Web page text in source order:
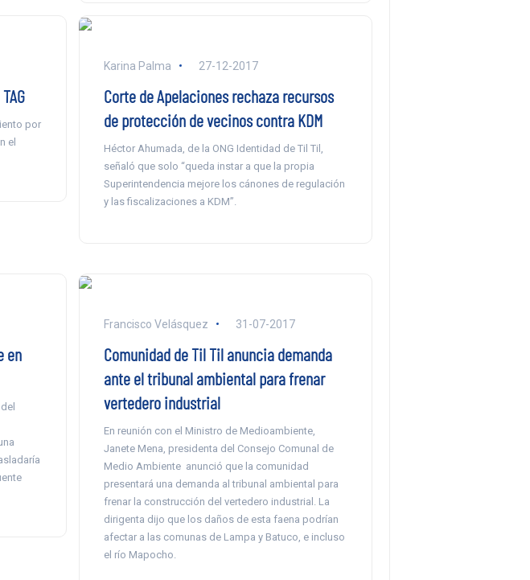
por
el
Karina Palma 27-12-2017
Corte de Apelaciones rechaza recursos
de protección de vecinos contra KDM
Héctor Ahumada, de la ONG Identidad de Til Til,
señaló que solo “queda instar a que la propia
Superintendencia mejore los cánones de regulación
y las fiscalizaciones a KDM”.
en
Francisco Velásquez 31-07-2017
Comunidad de Til Til anuncia demanda
ante el tribunal ambiental para frenar
vertedero industrial
En reunión con el Ministro de Medioambiente,
Janete Mena, presidenta del Consejo Comunal de
Medio Ambiente anunció que la comunidad
presentará una demanda al tribunal ambiental para
frenar la construcción del vertedero industrial. La
dirigenta dijo que los daños de esta faena podrían
afectar a las comunas de Lampa y Batuco, e incluso
el río Mapocho.